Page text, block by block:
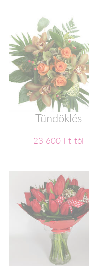
Tündöklés
23 600 Ft-tól